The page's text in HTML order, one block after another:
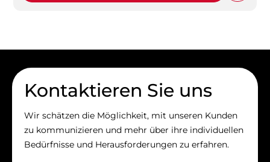
Kontaktieren Sie uns
Wir schätzen die Möglichkeit, mit unseren Kunden
zu kommunizieren und mehr über ihre individuellen
Bedürfnisse und Herausforderungen zu erfahren.